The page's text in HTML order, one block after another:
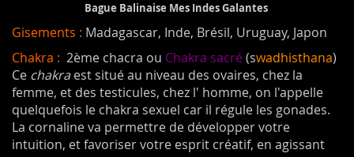
Bague Balinaise Mes Indes Galantes
Gisements : Madagascar, Inde, Brésil, Uruguay, Japon
Chakra : 2ème chacra ou Chakra sacré (swadhisthana)
Ce chakraest situé au niveau des ovaires, chez la
femme, et des testicules, chez l' homme, on l'appelle
quelquefois le chakra sexuel car il régule les gonades.
La cornaline va permettre de développer votre
intuition, et favoriser votre esprit créatif, en agissant